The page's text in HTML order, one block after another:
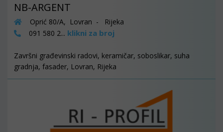
NB-ARGENT
Oprić 80/A, Lovran - Rijeka
091 580 2... klikni za broj
Završni građevinski radovi, keramičar, soboslikar, suha
gradnja, fasader, Lovran, Rijeka